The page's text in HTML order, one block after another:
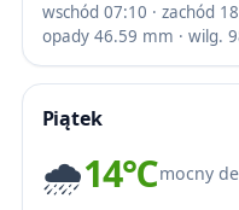
wschód 07:10 · zachód
opady 46.59 mm · wilg.
Piątek
🌧️14℃mocny